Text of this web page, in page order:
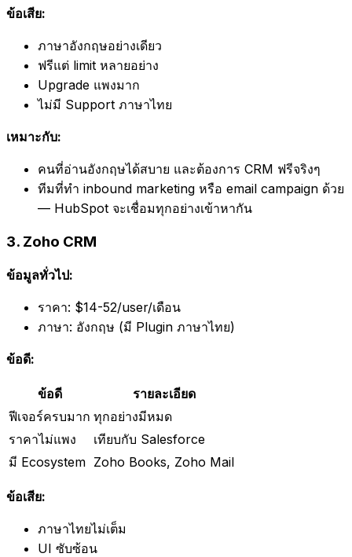
ข้อเสีย:
ภาษาอังกฤษอย่างเดียว
ฟรีแต่ limit หลายอย่าง
Upgrade แพงมาก
ไม่มี Support ภาษาไทย
เหมาะกับ:
คนที่อ่านอังกฤษได้สบาย และต้องการ CRM ฟรีจริงๆ
ทีมที่ทำ inbound marketing หรือ email campaign ด้วย
— HubSpot จะเชื่อมทุกอย่างเข้าหากัน
3. Zoho CRM
ข้อมูลทั่วไป:
ราคา: $14-52/user/เดือน
ภาษา: อังกฤษ (มี Plugin ภาษาไทย)
ข้อดี:
ข้อดี
รายละเอียด
ฟีเจอร์ครบมาก ทุกอย่างมีหมด
ราคาไม่แพง
เทียบกับ Salesforce
มี Ecosystem Zoho Books, Zoho Mail
ข้อเสีย:
ภาษาไทยไม่เต็ม
UI ซับซ้อน